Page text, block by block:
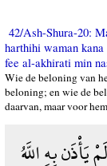
42/Ash-Shura-20:
harthihi waman
fee al-akhirati min
Wie de beloning van
beloning; en wie de
daarvan, maar voor
بِهِ اللَّهُ